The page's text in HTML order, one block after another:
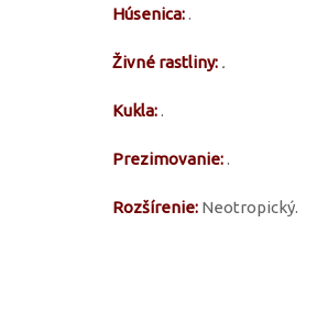
Húsenica:.
Živné rastliny: .
Kukla:.
Prezimovanie:.
Rozšírenie: Neotropický.